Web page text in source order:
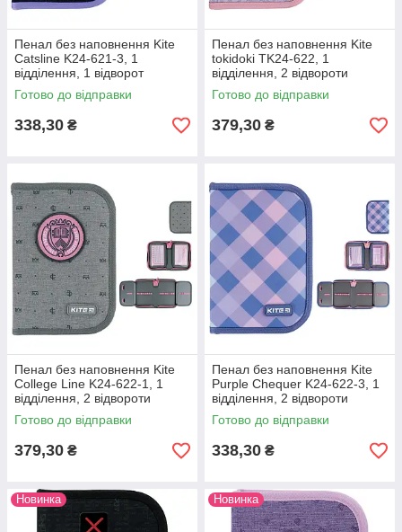
Пенал без наповнення Kite
Catsline K24-621-3, 1
відділення, 1 відворот
Готово до відправки
338,30 ₴
Пенал без наповнення Kite
tokidoki TK24-622, 1
відділення, 2 відвороти
Готово до відправки
379,30 ₴
Пенал без наповнення Kite
College Line K24-622-1, 1
відділення, 2 відвороти
Готово до відправки
379,30 ₴
Пенал без наповнення Kite
Purple Chequer K24-622-3, 1
відділення, 2 відвороти
Готово до відправки
338,30 ₴
Новинка Новинка